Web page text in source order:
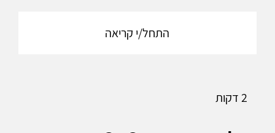
התחל/י קריאה
2 דקות